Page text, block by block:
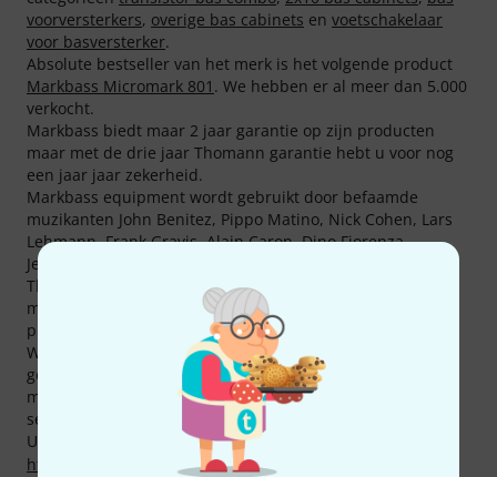
voorversterkers, overige bas cabinets en voetschakelaar
voor basversterker.
Absolute bestseller van het merk is het volgende product
Markbass Micromark 801 . We hebben er al meer dan 5.000
verkocht.
Markbass biedt maar 2 jaar garantie op zijn producten
maar met de drie jaar Thomann garantie hebt u voor nog
een jaar jaar zekerheid.
Markbass equipment wordt gebruikt door befaamde
muzikanten John Benitez, Pippo Matino, Nick Cohen, Lars
Lehmann, Frank Gravis, Alain Caron, Dino Fiorenza,
Jennifer Young en Mark Saunders.
Thomann is ook goedkoper met Markbass producten dan
menig ander. In de laatste drie maanden hebben we de
prijzen verlaagd van 34 Markbass producten.
We bieden voor Markbass producten ook onze 30 dagen
geld-terug-garantie, drie jaar Thomann garantie en nog
meer extra services zoals gekwalificeerde specialisten ,
service on site etc.
U kunt meer informatie over de fabrikant vinden op
http://www.markbass.it